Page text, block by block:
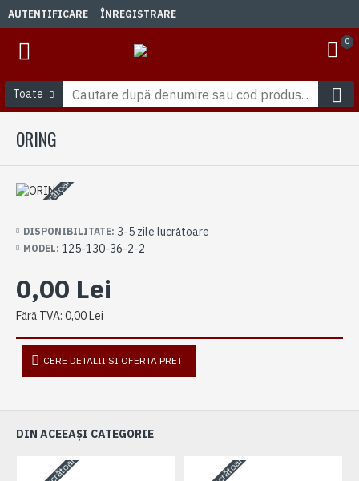
AUTENTIFICARE ÎNREGISTRARE
0
Toate
ORING
3-5 zile lucrătoare
DISPONIBILITATE: 3-5 zile lucrătoare
MODEL: 125-130-36-2-2
0,00 Lei
Fără TVA: 0,00 Lei
CERE DETALII SI OFERTA PRET
DIN ACEEAȘI CATEGORIE